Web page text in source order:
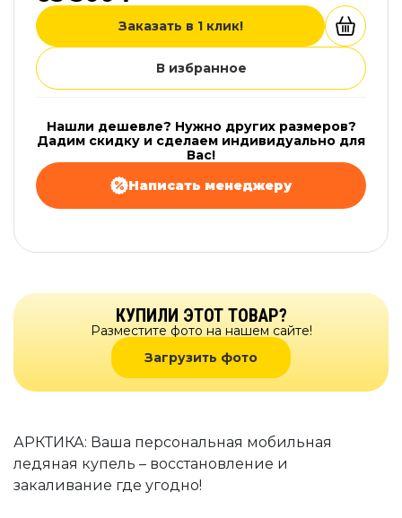
Заказать в 1 клик!
В избранное
Нашли дешевле? Нужно других размеров?
Дадим скидку и сделаем индивидуально для
Вас!
Написать менеджеру
КУПИЛИ ЭТОТ ТОВАР?
Разместите фото на нашем сайте!
Загрузить фото
АРКТИКА: Ваша персональная мобильная
ледяная купель – восстановление и
закаливание где угодно!